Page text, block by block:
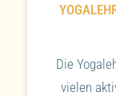
Die
vielen